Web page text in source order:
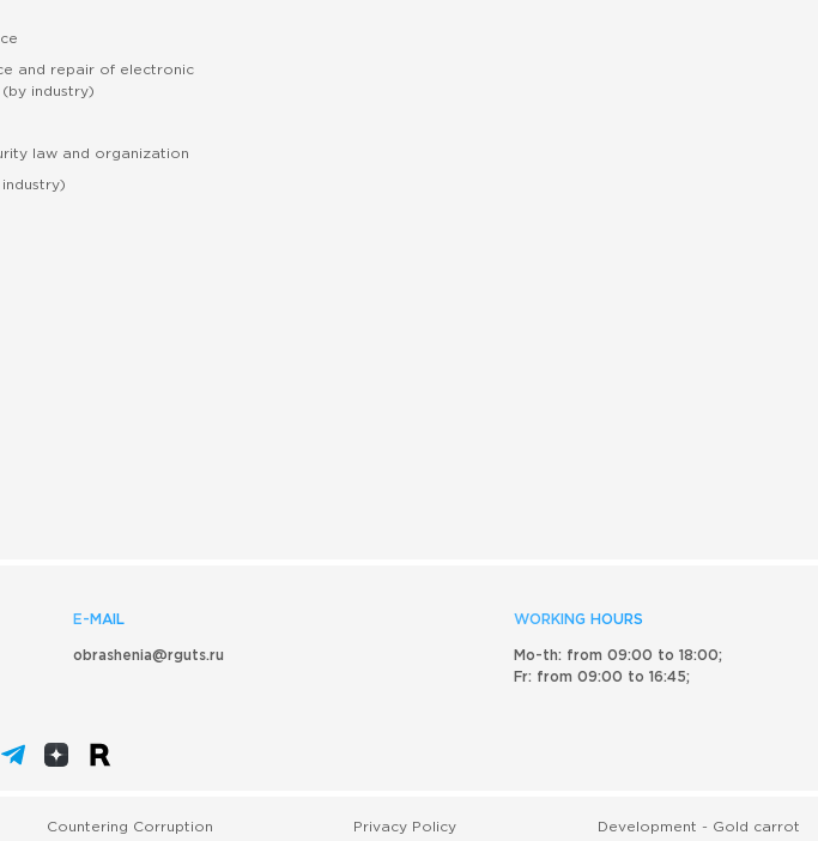
and repair of electronic
industry)
law and organization
industry)
E-MAIL
obrashenia@rguts.ru
WORKING HOURS
Mo-th: from 09:00 to 18:00;
Fr: from 09:00 to 16:45;
Countering Corruption Privacy Policy Development - Gold carrot